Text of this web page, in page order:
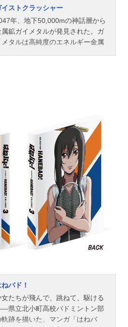
ザイン：やぐちひろこ美術監督：
貫雄司色彩設計：大塚眞純ＣＧデ
レクター：谷口顕也撮影監督：...
イストクラッシャー
年、地下50,000mの神話層から
属鉱ガイメタルが発見された。ガ
メタルは高純度のエネルギー金属
メタルで覆われている金属生命
結させた超国家ガイスト対策組織
ガイストクラッシャーギャリソ
」（通称GCG）を設置した。「ガ
スト」と人類の激しく熱い戦いの
りである。作品名ガイストクラ
シャー放送形態TVアニメスケジュ
ル2013年10月2日（水）～2014年
月18日（水）テレビ東京ほか話数全
話キャスト白銀レッカ：山下大輝
寺ハヤト：井口祐一真銅クラ
：高瀬泰幸シレン・クォーツハー
：古川慎ボルカン：小西克幸蛍ル
健太朗亜藤ジン太：村瀬迪与ジー
・バナ：最上嗣生サイファ：鈴村
一白銀ゴウカ：ふくまつ進紗白銀
こ：井上喜久子白銀リン：潘め
ねバド！
女たちが飛んで、跳ねて、駆ける
県立北小町高校バドミントン部
軌跡を描いた、マンガ「はねバ